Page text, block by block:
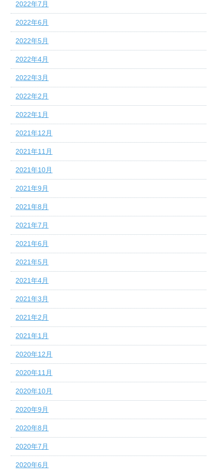
2022年7月
2022年6月
2022年5月
2022年4月
2022年3月
2022年2月
2022年1月
2021年12月
2021年11月
2021年10月
2021年9月
2021年8月
2021年7月
2021年6月
2021年5月
2021年4月
2021年3月
2021年2月
2021年1月
2020年12月
2020年11月
2020年10月
2020年9月
2020年8月
2020年7月
2020年6月